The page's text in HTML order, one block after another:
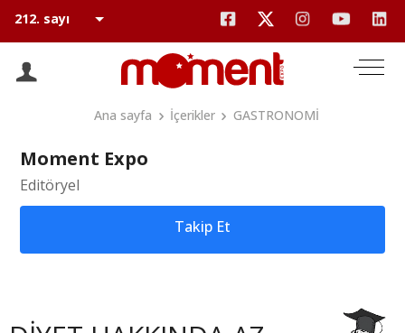
Ana sayfa İçerikler GASTRONOMİ
Moment Expo
Editöryel
Takip Et